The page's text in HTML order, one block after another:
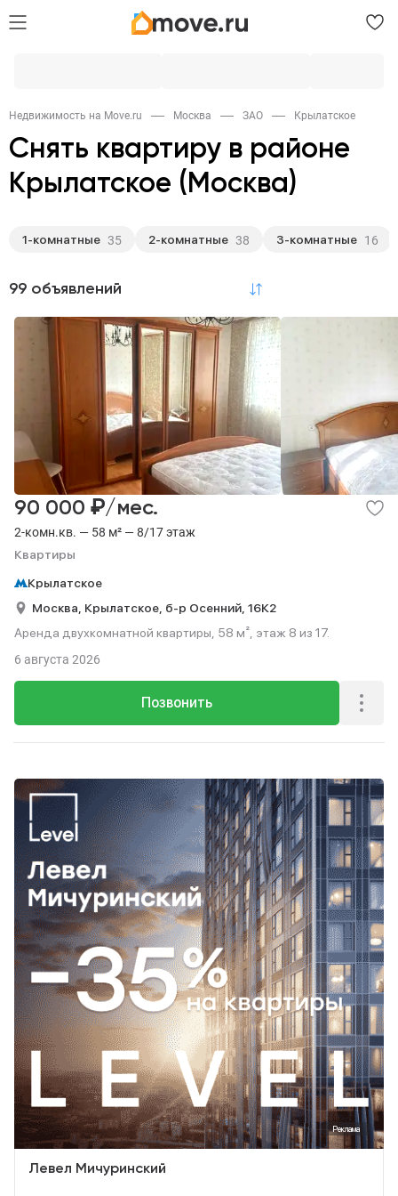
Недвижимость на Move.ru Москва ЗАО Крылатское
Снять квартиру в районе
Крылатское (Москва)
1-комнатные 35 2-комнатные 38 3-комнатные 16
99 объявлений
2-комн.кв. — 58 м² — 8/17 этаж
Квартиры
90 000 ₽/мес.
Крылатское
Москва, Крылатское, б-р Осенний, 16К2
Аренда двухкомнатной квартиры, 58 м², этаж 8 из 17.
Позвонить
6 августа 2026
Реклама
Левел Мичуринский